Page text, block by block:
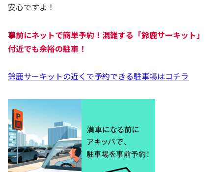
安心ですよ！
事前にネットで簡単予約！混雑する「鈴鹿サーキット 」
付近でも余裕の駐車！
鈴鹿サーキットの近くで予約できる駐車場はコチラ